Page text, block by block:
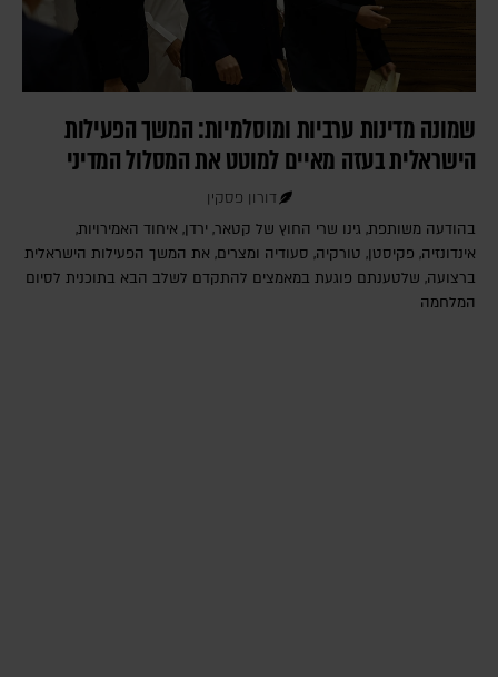
שמונה מדינות ערביות ומוסלמיות: המשך הפעילות
הישראלית בעזה מאיים למוטט את המסלול המדיני
דורון פסקין
בהודעה משותפת, גינו שרי החוץ של קטאר, ירדן, איחוד האמירויות,
אינדונזיה, פקיסטן, טורקיה, סעודיה ומצרים, את המשך הפעילות הישראלית
ברצועה, שלטענתם פוגעת במאמצים להתקדם לשלב הבא בתוכנית לסיום
המלחמה